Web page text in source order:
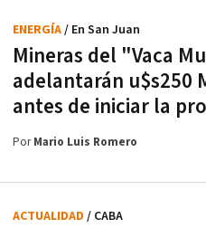
Mineras del "Vaca
adelantarán u$s250
antes de iniciar la
ENERGÍA/ En San Juan
PorMario Luis Romero
ACTUALIDAD / CABA